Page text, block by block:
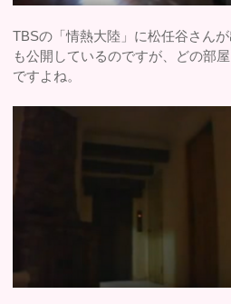
TBSの「情熱大陸」に松任谷さん
も公開しているのですが、どの部
ですよね。